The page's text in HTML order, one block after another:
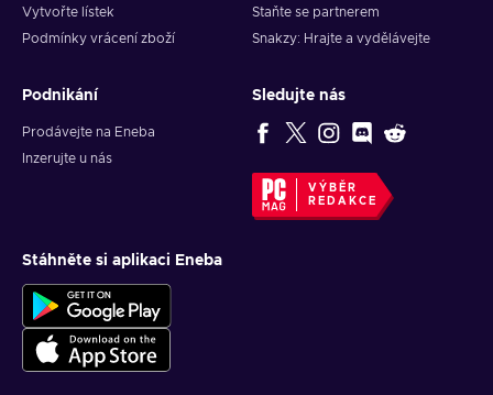
Vytvořte lístek
Podmínky vrácení zboží
Staňte se partnerem
Snakzy: Hrajte a vydělávejte
Podnikání
Prodávejte na Eneba
Inzerujte u nás
Sledujte nás
VÝBĚR
REDAKCE
Stáhněte si aplikaci Eneba